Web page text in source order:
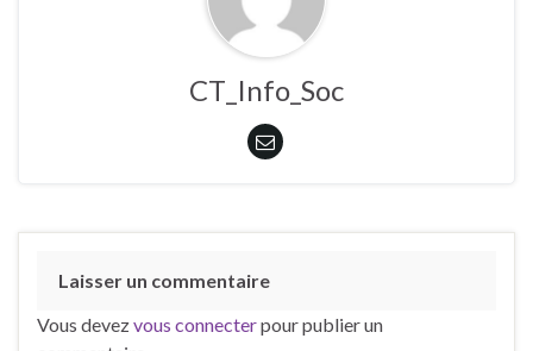
CT_Info_Soc
Laisser un commentaire
Vous devezvous connecterpour publier un